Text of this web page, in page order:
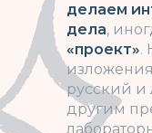
делаем
дела,
«проект».
русский и
другим